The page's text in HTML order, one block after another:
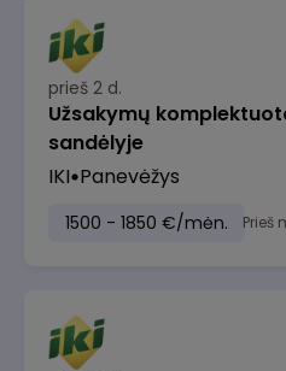
prieš 2 d.
Užsakymų
sandėlyje
IKI Panevėžys
1500 - 1850 €/mėn. Prieš